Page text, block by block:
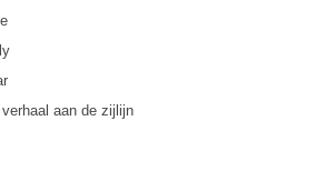
aan de zijlijn